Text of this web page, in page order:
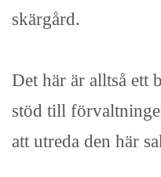
skärgård.
Det här är alltså ett
stöd till
att utreda den här